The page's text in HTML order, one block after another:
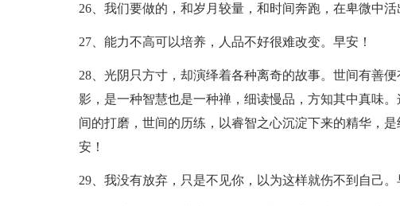
26、我们要做的，和岁月较量，和时间奔跑，在卑微中
27、能力不高可以培养，人品不好很难改变。早安！
28、光阴只方寸，却演绎着各种离奇的故事。世间有善
影，是一种智慧也是一种禅，细读慢品，方知其中真味
间的打磨，世间的历练，以睿智之心沉淀下来的精华，
安！
29、我没有放弃，只是不见你，以为这样就伤不到自己。